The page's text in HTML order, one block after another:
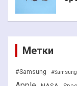
Метки
#Samsung